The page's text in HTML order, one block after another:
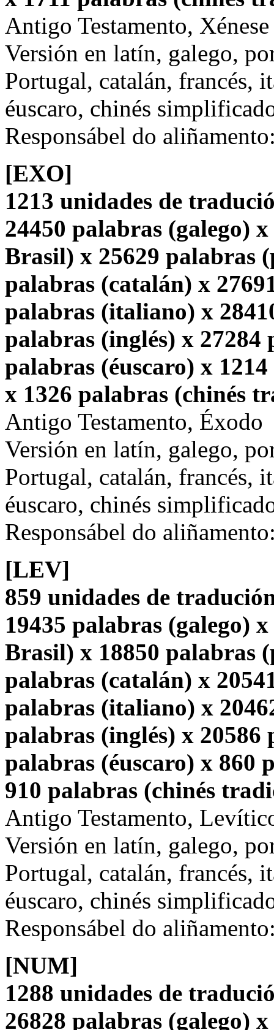
Antigo Testamento, Xénese
Versión en latín, galego,
Portugal, catalán, francés,
éuscaro, chinés
Responsábel do
[EXO]
1213 unidades de
24450 palabras (galego)
Brasil) x 25629 palabras
palabras (catalán) x
palabras (italiano) x
palabras (inglés) x 27284
palabras (éuscaro) x
x 1326 palabras (chinés
Antigo Testamento, Éxodo
Versión en latín, galego,
Portugal, catalán, francés,
éuscaro, chinés
Responsábel do
[LEV]
859 unidades de
19435 palabras (galego)
Brasil) x 18850 palabras
palabras (catalán) x
palabras (italiano) x
palabras (inglés) x 20586
palabras (éuscaro) x 860
910 palabras (chinés
Antigo Testamento,
Versión en latín, galego,
Portugal, catalán, francés,
éuscaro, chinés
Responsábel do
[NUM]
1288 unidades de
26828 palabras (galego)